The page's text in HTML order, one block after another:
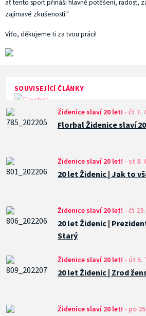
ať tento sport přináší hlavně potěšení, radost,
zajímavé zkušenosti."
Víťo, děkujeme ti za tvou práci!
SOUVISEJÍCÍ ČLÁNKY
Židenice slaví 20 let! - čt 7.
Florbal Židenice slaví
Židenice slaví 20 let! - st 8.
20 let Židenic | Jak to
Židenice slaví 20 let! - čt
20 let Židenic |
Starý
Židenice slaví 20 let! - út 5.
20 let Židenic | Zrod
Židenice slaví 20 let! - po